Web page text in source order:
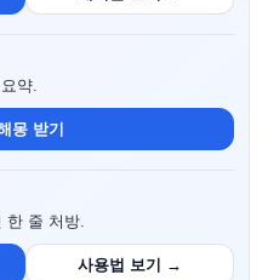
약.
몽 받기
한 줄 처방.
사용법 보기 →